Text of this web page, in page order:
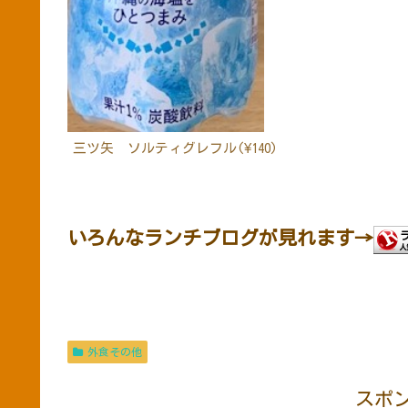
三ツ矢 ソルティグレフル(¥140)
いろんなランチブログが見れます→
外食その他
スポ